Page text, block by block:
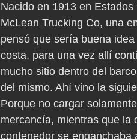
Nacido en 1913 en
McLean Trucking Co, una
pensó que sería buena
costa, para una vez allí
mucho sitio dentro del
del mismo. Ahí vino la
Porque no cargar
mercancía, mientras que la
contenedor se enganchaba